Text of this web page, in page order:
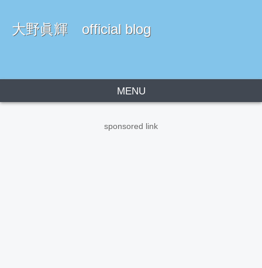
大野眞輝 official blog
MENU
sponsored link